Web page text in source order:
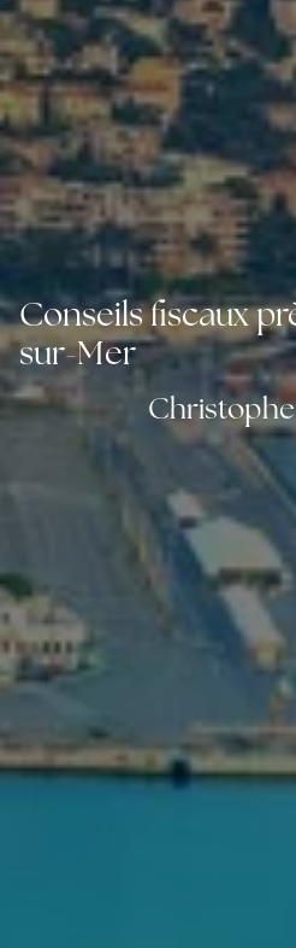
Conseils fiscaux
sur-Mer